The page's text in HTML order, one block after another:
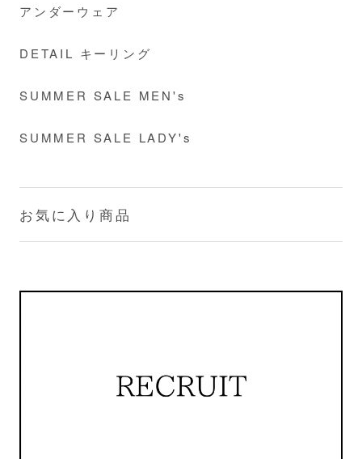
アンダーウェア
DETAIL キーリング
SUMMER SALE MEN's
SUMMER SALE LADY's
お気に入り商品